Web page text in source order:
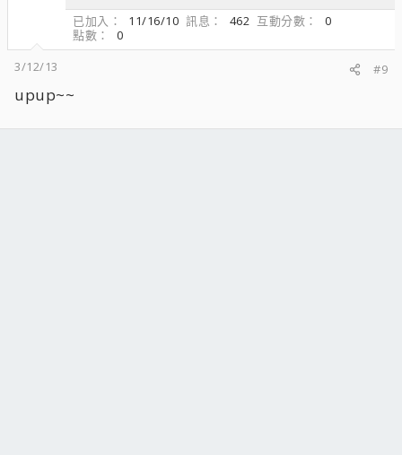
已加入
11/16/10 訊息 462 互動分數
0
點數
0
3/12/13
#9
upup~~